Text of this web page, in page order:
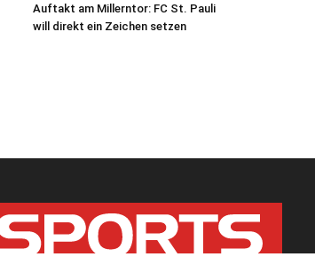
Auftakt am Millerntor: FC St. Pauli
will direkt ein Zeichen setzen